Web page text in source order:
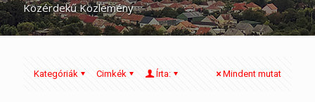
Közérdekű Közlemény
Kategóriák Cimkék Írta: Mindent mutat